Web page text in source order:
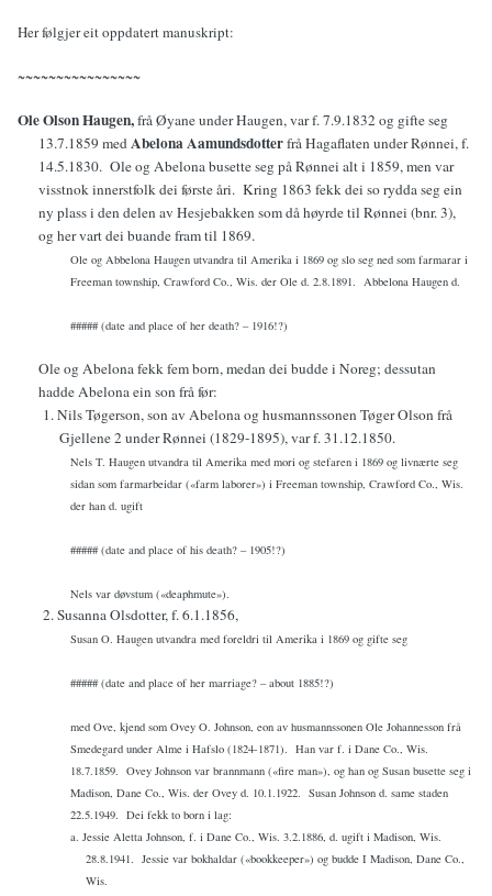
Her følgjer eit oppdatert manuskript:
~~~~~~~~~~~~~~~~
Ole Olson Haugen,frå Øyane under Haugen, var f. 7.9.1832 og gifte seg
13.7.1859 medAbelona Aamundsdotterfrå Hagaflaten under Rønnei, f.
14.5.1830. Ole og Abelona busette seg på Rønnei alt i 1859, men var
visstnok innerstfolk dei første åri. Kring 1863 fekk dei so rydda seg ein
ny plass i den delen av Hesjebakken som då høyrde til Rønnei (bnr. 3),
og her vart dei buande fram til 1869.
Ole og Abbelona Haugen utvandra til Amerika i 1869 og slo seg ned som farmarar i
Freeman township, Crawford Co., Wis. der Ole d. 2.8.1891. Abbelona Haugen d.
##### (date and place of her death? – 1916!?)
Ole og Abelona fekk fem born, medan dei budde i Noreg; dessutan
hadde Abelona ein son frå før:
1. Nils Tøgerson, son av Abelona og husmannssonen Tøger Olson frå
Gjellene 2 under Rønnei (1829-1895), var f. 31.12.1850.
Nels T. Haugen utvandra til Amerika med mori og stefaren i 1869 og livnærte seg
sidan som farmarbeidar («farm laborer») i Freeman township, Crawford Co., Wis.
der han d. ugift
##### (date and place of his death? – 1905!?)
Nels var døvstum («deaphmute»).
2. Susanna Olsdotter, f. 6.1.1856,
Susan O. Haugen utvandra med foreldri til Amerika i 1869 og gifte seg
##### (date and place of her marriage? – about 1885!?)
med Ove, kjend som Ovey O. Johnson, eon av husmannssonen Ole Johannesson frå
Smedegard under Alme i Hafslo (1824-1871). Han var f. i Dane Co., Wis.
18.7.1859. Ovey Johnson var brannmann («fire man»), og han og Susan busette seg i
Madison, Dane Co., Wis. der Ovey d. 10.1.1922. Susan Johnson d. same staden
22.5.1949. Dei fekk to born i lag:
a. Jessie Aletta Johnson, f. i Dane Co., Wis. 3.2.1886, d. ugift i Madison, Wis.
28.8.1941. Jessie var bokhaldar («bookkeeper») og budde I Madison, Dane Co.,
Wis.